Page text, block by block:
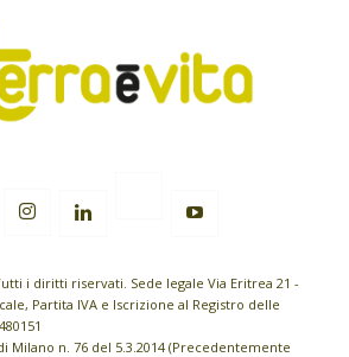
i diritti riservati. Sede legale Via Eritrea 21 -
Partita IVA e Iscrizione al Registro delle
Milano n. 76 del 5.3.2014 (Precedentemente